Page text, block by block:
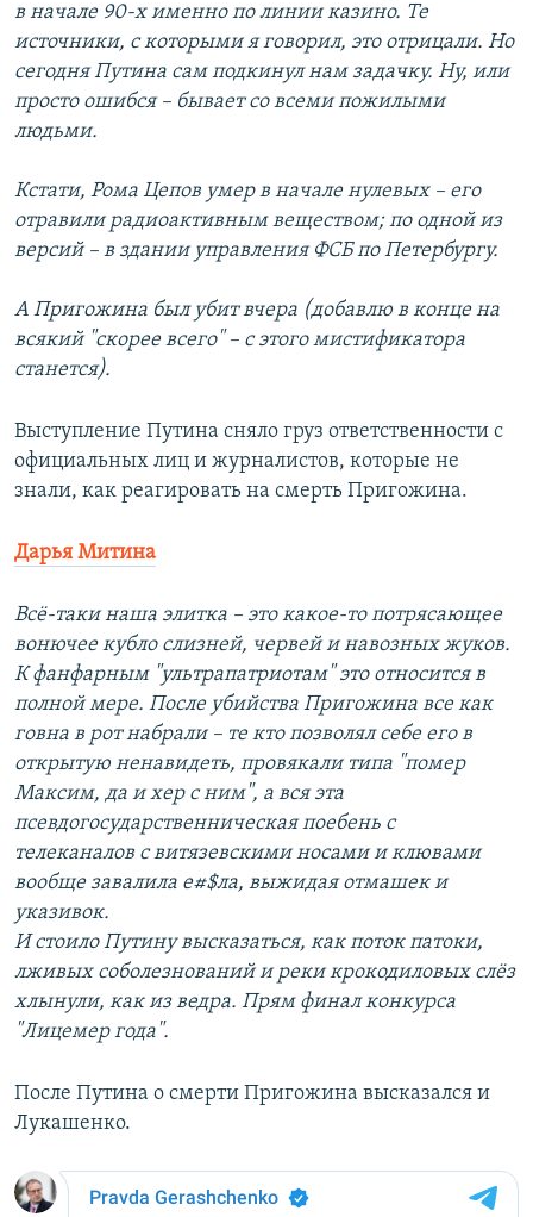
в начале 90-х именно по линии казино. Те
источники, с которыми я говорил, это отрицали. Но
сегодня Путина сам подкинул нам задачку. Ну, или
просто ошибся – бывает со всеми пожилыми
людьми.
Кстати, Рома Цепов умер в начале нулевых – его
отравили радиоактивным веществом; по одной из
версий – в здании управления ФСБ по Петербургу.
А Пригожина был убит вчера (добавлю в конце на
всякий "скорее всего" – с этого мистификатора
станется).
Выступление Путина сняло груз ответственности с
официальных лиц и журналистов, которые не
знали, как реагировать на смерть Пригожина.
Дарья Митина
Всё-таки наша элитка – это какое-то потрясающее
вонючее кубло слизней, червей и навозных жуков.
К фанфарным "ультрапатриотам" это относится в
полной мере. После убийства Пригожина все как
говна в рот набрали – те кто позволял себе его в
открытую ненавидеть, провякали типа "помер
Максим, да и хер с ним", а вся эта
псевдогосударственническая поебень с
телеканалов с витязевскими носами и клювами
вообще завалила е#$ла, выжидая отмашек и
указивок.
И стоило Путину высказаться, как поток патоки,
лживых соболезнований и реки крокодиловых слёз
хлынули, как из ведра. Прям финал конкурса
"Лицемер года".
После Путина о смерти Пригожина высказался и
Лукашенко.